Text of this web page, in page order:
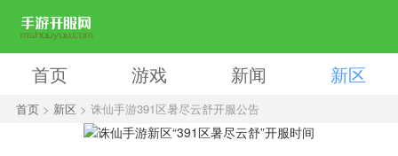
首页 游戏 新闻 新区
首页> 新区 > 诛仙手游391区暑尽云舒开服公告